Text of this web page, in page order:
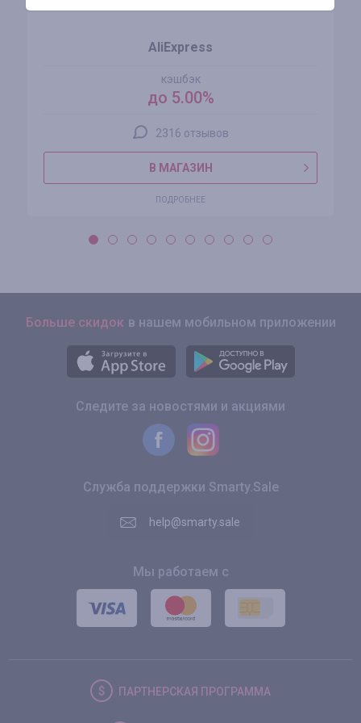
AliExpress
кэшбэк
до 5.00%
2316 отзывов
В МАГАЗИН
ПОДРОБНЕЕ
Больше скидок в нашем мобильном приложении
Следите за новостями и акциями
Служба поддержки Smarty.Sale
help@smarty.sale
Мы работаем с
ПАРТНЕРСКАЯ ПРОГРАММА